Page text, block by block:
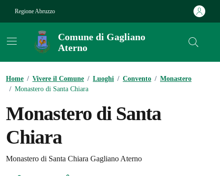
Regione Abruzzo
Comune di Gagliano
Aterno
Home / Vivere il Comune / Luoghi / Convento / Monastero
/ Monastero di Santa Chiara
Monastero di Santa
Chiara
Monastero di Santa Chiara Gagliano Aterno